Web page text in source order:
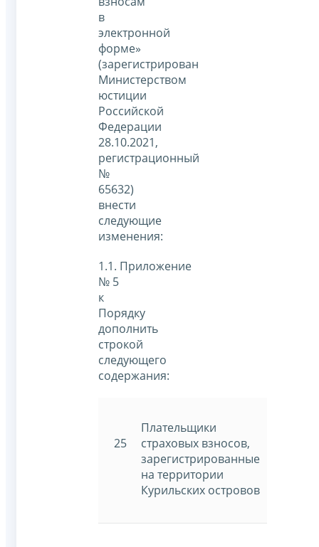
в
электронной
форме»
(зарегистрирован
Министерством
юстиции
Российской
Федерации
28.10.2021,
регистрационный
№
65632)
внести
следующие
изменения:
1.1. Приложение
№ 5
к
Порядку
дополнить
строкой
следующего
содержания:
25
Плательщики
страховых взносов,
зарегистрированные
на территории
Курильских островов